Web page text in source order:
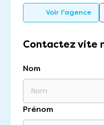
Voir l'agence
Contactez vite
Nom
Prénom